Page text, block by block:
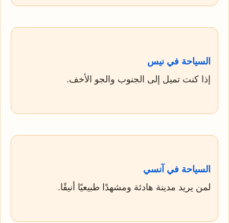
السياحة في نيس
إذا كنت تميل إلى الجنوب والجو الأخف.
السياحة في آنسي
لمن يريد مدينة هادئة ومشهدًا طبيعيًا أنيقًا.